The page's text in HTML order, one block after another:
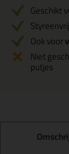
Geschikt
Styreenvrij
Ook voor
Niet
putjes